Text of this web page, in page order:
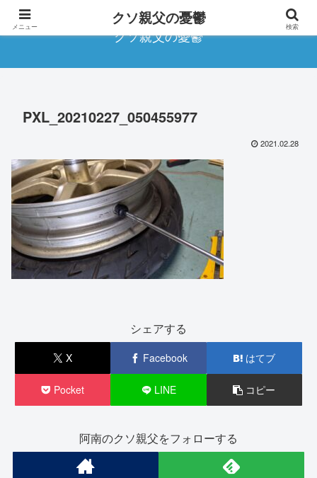
クソ親父の憂鬱
PXL_20210227_050455977
2021.02.28
シェアする
X Facebook はてブ
Pocket LINE コピー
阿南のクソ親父をフォローする
メニュー クソ親父の憂鬱 検索